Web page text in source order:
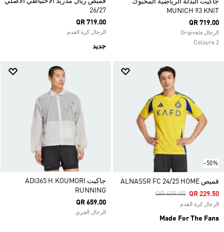
جاكيت البدلة الرياضية المحبوك
MUNICH 93 KNIT
QR 719.00
الرجال Originals
2 Colours
26/27
QR 719.00
الرجال كرة القدم
جديد
-50%
قميص ALNASSR FC 24/25 HOME
Price Reduced From
QR 459.00ToQR 229.50
الرجال كرة القدم
Made For The Fans
جاكيت ADI365 H.KOUMORI
RUNNING
QR 659.00
الرجال الجري